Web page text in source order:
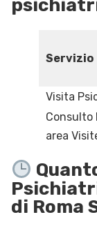
Servizio
Visita
Consulto
area
di Roma